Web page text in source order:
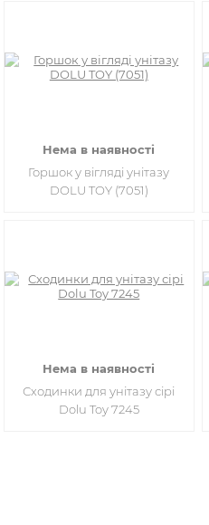
Нема в наявності
Горшок у вігляді унітазу
DOLU TOY (7051)
Нема в наявності
Сходинки для унітазу сірі
Dolu Toy 7245​​